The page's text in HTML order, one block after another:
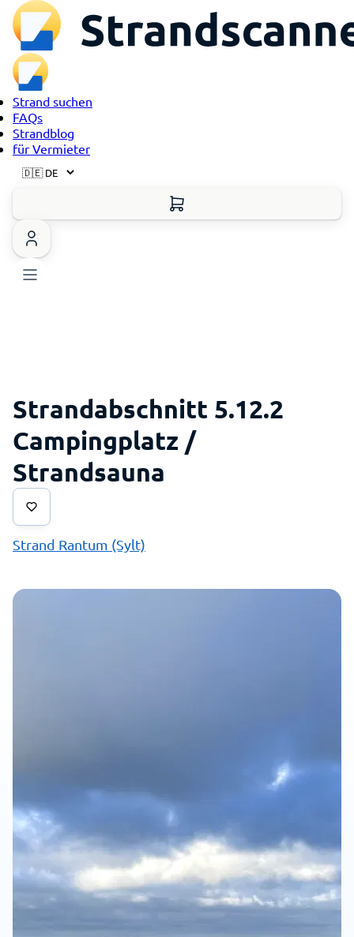
Strand suchen
FAQs
Strandblog
für Vermieter
Strandabschnitt 5.12.2
Campingplatz /
Strandsauna
Strand Rantum (Sylt)